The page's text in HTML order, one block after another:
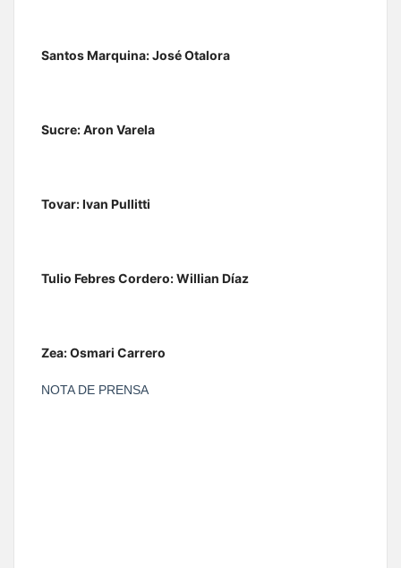
Santos Marquina: José Otalora
Sucre: Aron Varela
Tovar: Ivan Pullitti
Tulio Febres Cordero: Willian Díaz
Zea: Osmari Carrero
NOTA DE PRENSA